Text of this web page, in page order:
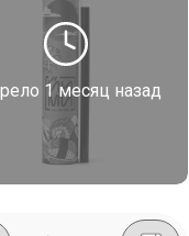
1 месяц назад